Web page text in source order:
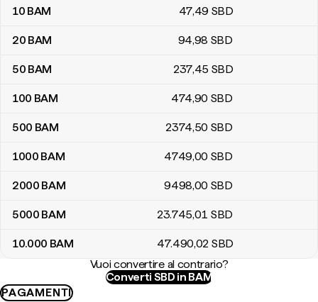
10 BAM 47,49 SBD
20 BAM 94,98 SBD
50 BAM 237,45 SBD
100 BAM 474,90 SBD
500 BAM 2374,50 SBD
1000 BAM 4749,00 SBD
2000 BAM 9498,00 SBD
5000 BAM 23.745,01 SBD
10.000 BAM 47.490,02 SBD
Vuoi convertire al contrario?
Converti SBD in BAM
PAGAMENTI